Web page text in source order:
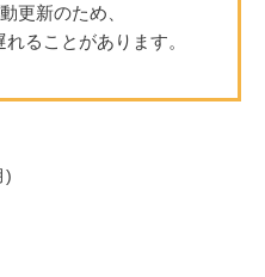
更新のため、
ることがあります。
)